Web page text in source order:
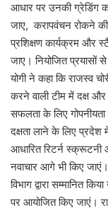
आधार पर उनकी ग्रेडिंग
जाए, करापवंचन रोकने की
प्रशिक्षण कार्यक्रम और
जाए। नियोजित प्रयासों
योगी ने कहा कि राजस्व
करने वाली टीम में दक्ष और
सफलता के लिए
दक्षता लाने के लिए
आधारित रिटर्न
नवाचार आगे भी किए
विभाग द्वारा सम्मानित
पर आयोजित किए जाएं।